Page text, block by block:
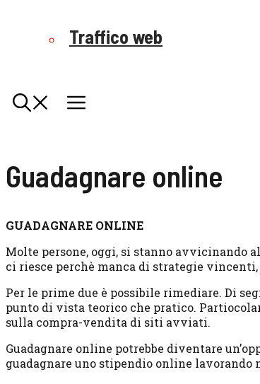
Traffico web
Guadagnare online
GUADAGNARE ONLINE
Molte persone, oggi, si stanno avvicinando
ci riesce perchè manca di strategie
Per le prime due è possibile rimediare. Di
punto di vista teorico che pratico.
sulla compra-vendita di siti avviati.
Guadagnare online potrebbe diventare
guadagnare uno stipendio online lavorando